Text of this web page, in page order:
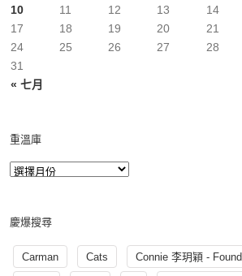
« 七月
10
11 12 13 14
17
18 19 20 21
24
25 26 27 28
31
重溫庫
慶爆搜尋
Carman Cats Connie 李玥穎 -